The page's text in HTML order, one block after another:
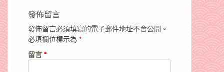
發佈留言
發佈留言必須填寫的電子郵件地址不會公開。
必填欄位標示為 *
留言 *